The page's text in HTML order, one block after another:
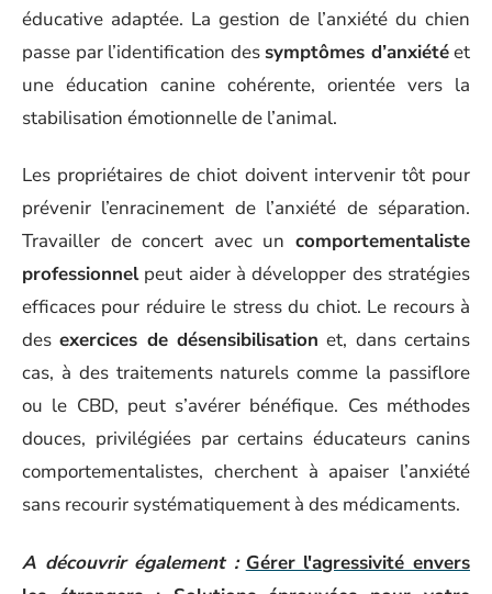
éducative adaptée. La gestion de l’anxiété du chien
passe par l’identification des symptômes d’anxiétéet
une éducation canine cohérente, orientée vers la
stabilisation émotionnelle de l’animal.
Les propriétaires de chiot doivent intervenir tôt pour
prévenir l’enracinement de l’anxiété de séparation.
Travailler de concert avec un comportementaliste
professionnelpeut aider à développer des stratégies
efficaces pour réduire le stress du chiot. Le recours à
desexercices de désensibilisation et, dans certains
cas, à des traitements naturels comme la passiflore
ou le CBD, peut s’avérer bénéfique. Ces méthodes
douces, privilégiées par certains éducateurs canins
comportementalistes, cherchent à apaiser l’anxiété
sans recourir systématiquement à des médicaments.
A découvrir également : Gérer l'agressivité envers